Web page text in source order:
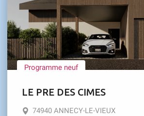
Programme neuf
LE PRE DES CIMES
74940 ANNECY-LE-VIEUX